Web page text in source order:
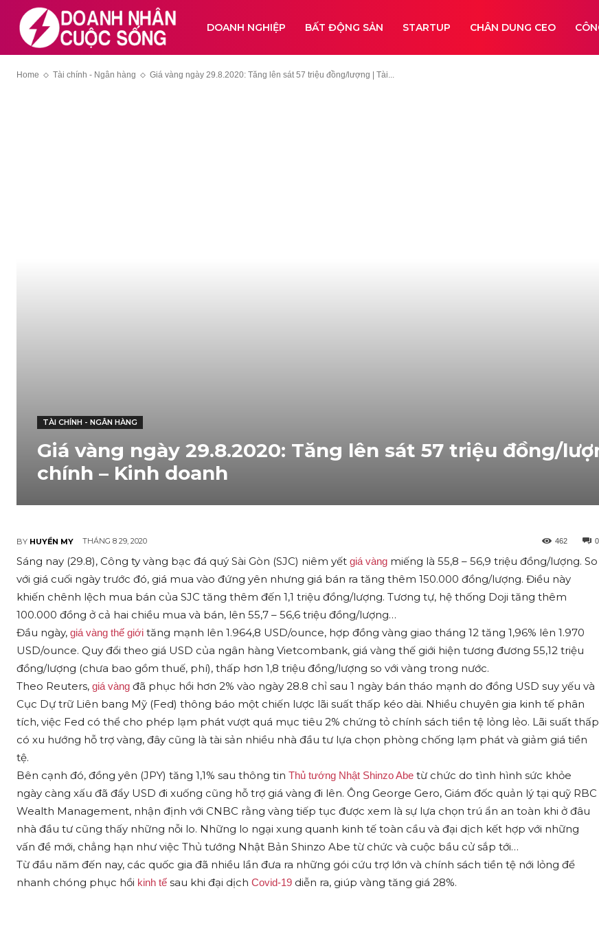
DOANH NGHIỆP BẤT ĐỘNG SẢN STARTUP CHÂN DUNG CEO
Home Tài chính - Ngân hàng Giá vàng ngày 29.8.2020: Tăng lên sát 57 triệu đồng/lượng | Tài...
TÀI CHÍNH - NGÂN HÀNG
Giá vàng ngày 29.8.2020: Tăng lên sát 57 triệu đồng/
chính – Kinh doanh
BY HUYỀN MY THÁNG 8 29, 2020 0
462
Sáng nay (29.8), Công ty vàng bạc đá quý Sài Gòn (SJC) niêm yết giá vàng miếng là 55,8 – 56,9 triệu đồng/lượng. So
với giá cuối ngày trước đó, giá mua vào đứng yên nhưng giá bán ra tăng thêm 150.000 đồng/lượng. Điều này
khiến chênh lệch mua bán của SJC tăng thêm đến 1,1 triệu đồng/lượng. Tương tự, hệ thống Doji tăng thêm
100.000 đồng ở cả hai chiều mua và bán, lên 55,7 – 56,6 triệu đồng/lượng…
Đầu ngày, giá vàng thế giới tăng mạnh lên 1.964,8 USD/ounce, hợp đồng vàng giao tháng 12 tăng 1,96% lên 1.970
USD/ounce. Quy đổi theo giá USD của ngân hàng Vietcombank, giá vàng thế giới hiện tương đương 55,12 triệu
đồng/lượng (chưa bao gồm thuế, phí), thấp hơn 1,8 triệu đồng/lượng so với vàng trong nước.
Theo Reuters, giá vàng đã phục hồi hơn 2% vào ngày 28.8 chỉ sau 1 ngày bán tháo mạnh do đồng USD suy yếu và
Cục Dự trữ Liên bang Mỹ (Fed) thông báo một chiến lược lãi suất thấp kéo dài. Nhiều chuyên gia kinh tế phân
tích, việc Fed có thể cho phép lạm phát vượt quá mục tiêu 2% chứng tỏ chính sách tiền tệ lỏng lẻo. Lãi suất thấp
có xu hướng hỗ trợ vàng, đây cũng là tài sản nhiều nhà đầu tư lựa chọn phòng chống lạm phát và giảm giá tiền
tệ.
Bên cạnh đó, đồng yên (JPY) tăng 1,1% sau thông tin Thủ tướng Nhật Shinzo Abe từ chức do tình hình sức khỏe
ngày càng xấu đã đẩy USD đi xuống cũng hỗ trợ giá vàng đi lên. Ông George Gero, Giám đốc quản lý tại quỹ RBC
Wealth Management, nhận định với CNBC rằng vàng tiếp tục được xem là sự lựa chọn trú ẩn an toàn khi ở đâu
nhà đầu tư cũng thấy những nỗi lo. Những lo ngại xung quanh kinh tế toàn cầu và đại dịch kết hợp với những
vấn đề mới, chẳng hạn như việc Thủ tướng Nhật Bản Shinzo Abe từ chức và cuộc bầu cử sắp tới…
Từ đầu năm đến nay, các quốc gia đã nhiều lần đưa ra những gói cứu trợ lớn và chính sách tiền tệ nới lỏng để
nhanh chóng phục hồi kinh tế sau khi đại dịch Covid-19 diễn ra, giúp vàng tăng giá 28%.